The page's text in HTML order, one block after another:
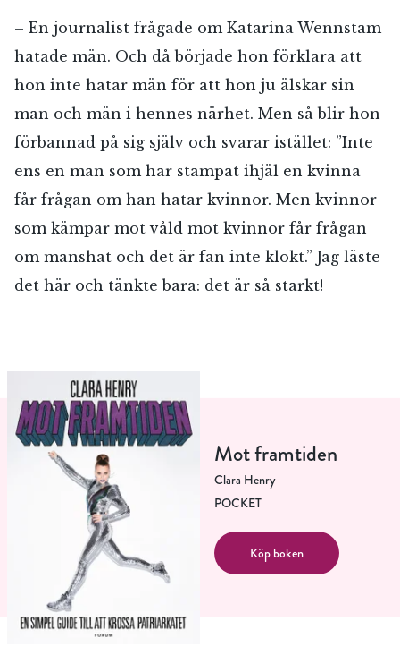
– En journalist frågade om Katarina Wennstam
hatade män. Och då började hon förklara att
hon inte hatar män för att hon ju älskar sin
man och män i hennes närhet. Men så blir hon
förbannad på sig själv och svarar istället: ”Inte
ens en man som har stampat ihjäl en kvinna
får frågan om han hatar kvinnor. Men kvinnor
som kämpar mot våld mot kvinnor får frågan
om manshat och det är fan inte klokt.” Jag läste
det här och tänkte bara: det är så starkt!
Mot framtiden
Clara Henry
POCKET
Köp boken